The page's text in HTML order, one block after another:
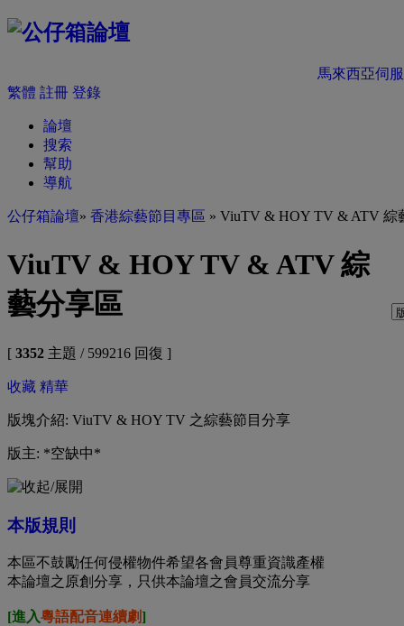
馬來西亞伺
繁體 註冊 登錄
論壇
搜索
幫助
導航
公仔箱論壇» 香港綜藝節目專區 » ViuTV & HOY TV & ATV 綜
ViuTV & HOY TV & ATV 綜
藝分享區
[ 3352 主題 / 599216 回復 ]
收藏 精華
版塊介紹: ViuTV & HOY TV 之綜藝節目分享
版主: *空缺中*
本版規則
本區不鼓勵任何侵權物件希望各會員尊重資識產權
本論壇之原創分享，只供本論壇之會員交流分享
[進入粵語配音連續劇]